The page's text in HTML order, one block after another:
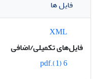
فایل ها
فایل‌های تکمیلی/اضافی